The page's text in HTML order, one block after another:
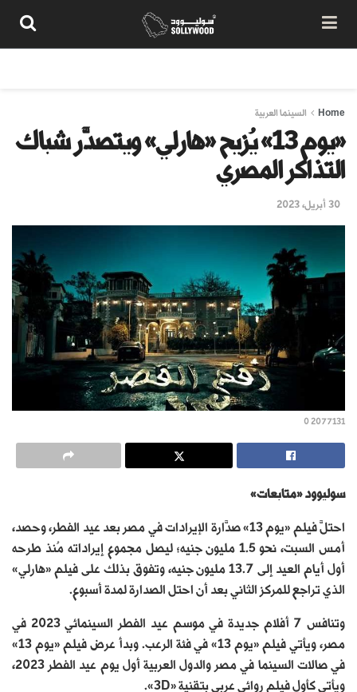
Home السينما العربية
«يوم 13» يُزيح «هارلي» ويتصدَّر شباك
التذاكر المصري
30 أبريل، 2023
2077131 0
سوليوود «متابعات»
احتلَّ فيلم «يوم 13» صدَّارة الإيرادات في مصر بعد عيد الفطر، وحصد،
أمس السبت، نحو 1.5 مليون جنيه؛ ليصل مجموع إيراداته مُنذ طرحه
أول أيام العيد إلى 13.7 مليون جنيه، وتفوق بذلك على فيلم «هارلي»
الذي تراجع للمركز الثاني بعد أن احتل الصدارة لمدة أسبوع.
وتنافس 7 أفلام جديدة في موسم عيد الفطر السينمائي 2023 في
مصر، ويأتي فيلم «يوم 13» في فئة الرعب. وبدأ عرض فيلم «يوم 13»
في صالات السينما في مصر والدول العربية أول يوم عيد الفطر 2023،
ويأتي كأول فيلم روائي عربي بتقنية «3D».